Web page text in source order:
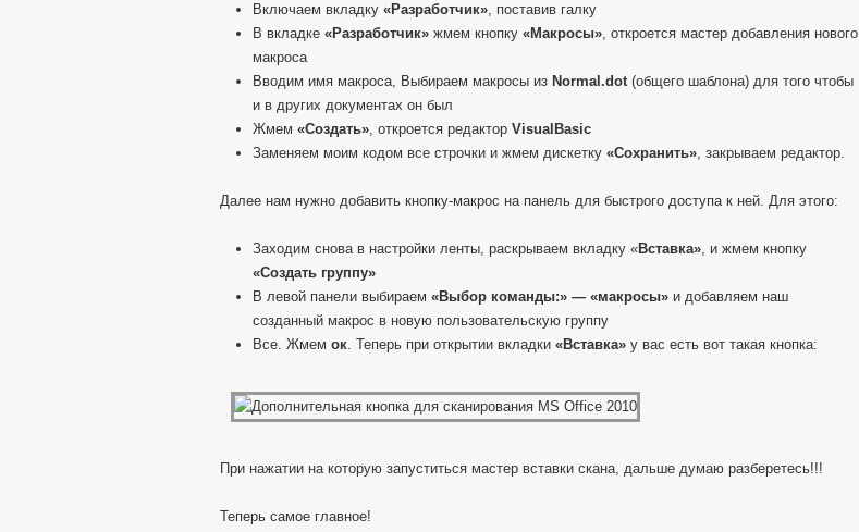
Включаем вкладку «Разработчик», поставив галку
В вкладке «Разработчик» жмем кнопку «Макросы», откроется мастер добавления нового
макроса
Вводим имя макроса, Выбираем макросы из Normal.dot(общего шаблона) для того чтобы
и в других документах он был
Жмем «Создать», откроется редактор VisualBasic
Заменяем моим кодом все строчки и жмем дискетку «Сохранить», закрываем редактор.
Далее нам нужно добавить кнопку-макрос на панель для быстрого доступа к ней. Для этого:
Заходим снова в настройки ленты, раскрываем вкладку «Вставка», и жмем кнопку
«Создать группу»
В левой панели выбираем «Выбор команды:» — «макросы» и добавляем наш
созданный макрос в новую пользовательскую группу
Все. Жмем ок. Теперь при открытии вкладки «Вставка» у вас есть вот такая кнопка:
При нажатии на которую запуститься мастер вставки скана, дальше думаю разберетесь!!!
Теперь самое главное!